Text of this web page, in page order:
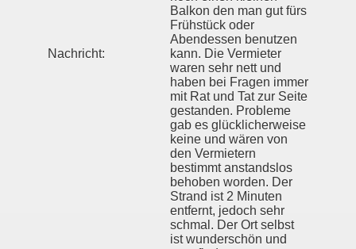
Nachricht:
Balkon den man gut fürs
Frühstück oder
Abendessen benutzen
kann. Die Vermieter
waren sehr nett und
haben bei Fragen immer
mit Rat und Tat zur Seite
gestanden. Probleme
gab es glücklicherweise
keine und wären von
den Vermietern
bestimmt anstandslos
behoben worden. Der
Strand ist 2 Minuten
entfernt, jedoch sehr
schmal. Der Ort selbst
ist wunderschön und